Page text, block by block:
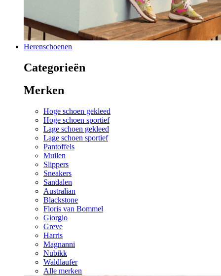
Herenschoenen
Categorieën
Merken
Hoge schoen gekleed
Hoge schoen sportief
Lage schoen gekleed
Lage schoen sportief
Pantoffels
Muilen
Slippers
Sneakers
Sandalen
Australian
Blackstone
Floris van Bommel
Giorgio
Greve
Harris
Magnanni
Nubikk
Waldlaufer
Alle merken